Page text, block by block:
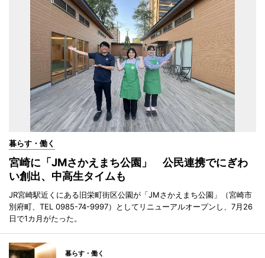
暮らす・働く
宮崎に「JMさかえまち公園」 公民連携でにぎわ
い創出、中高生タイムも
JR宮崎駅近くにある旧栄町街区公園が「JMさかえまち公園」（宮崎市
別府町、TEL 0985-74-9997）としてリニューアルオープンし、7月26
日で1カ月がたった。
暮らす・働く